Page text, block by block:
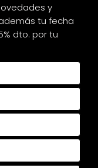
y
tu fecha
dto. por tu